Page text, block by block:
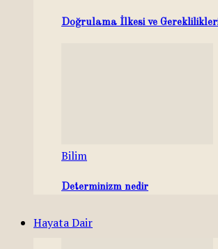
Doğrulama İlkesi ve
Bilim
Determinizm nedir
Hayata Dair